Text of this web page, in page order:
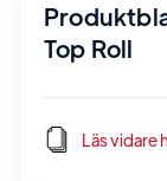
Top Roll
Läs vidare